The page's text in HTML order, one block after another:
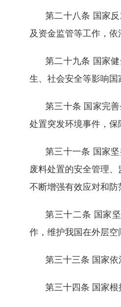
第二十八条 国家
及资金监管等工作，
第二十九条 国家
生、社会安全等影响
第三十条 国家完
处置突发环境事件，
第三十一条 国家
废料处置的安全管理
不断增强有效应对和
第三十二条 国家
作，维护我国在外层
第三十三条 国家
第三十四条 国家